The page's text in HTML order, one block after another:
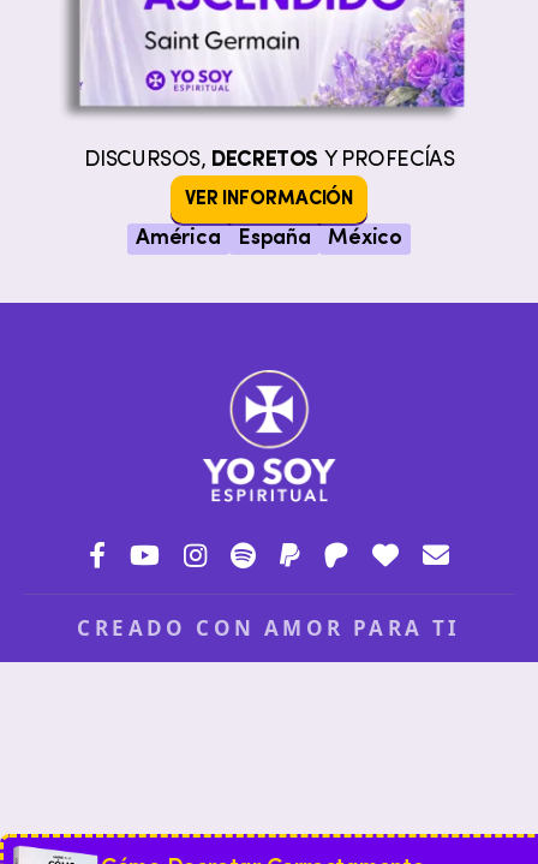
DISCURSOS, DECRETOS Y PROFECÍAS
VER INFORMACIÓN
América España México
CREADO CON AMOR PARA TI